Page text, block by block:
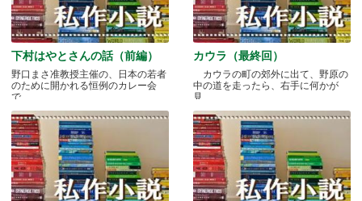
下村はやとさんの話（前編）
野口まさ准教授主催の、日本の若者
のために開かれる恒例のカレー会
で.....
カウラ（最終回）
カウラの町の郊外に出て、野原の
中の道を走ったら、右手に何かが
見.....